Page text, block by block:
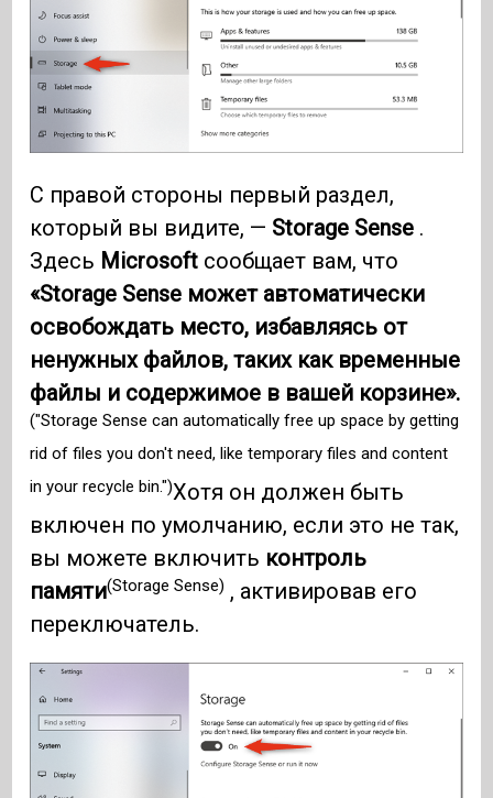
С правой стороны первый раздел,
который вы видите, — Storage Sense .
Здесь Microsoft сообщает вам, что
«Storage Sense может автоматически
освобождать место, избавляясь от
ненужных файлов, таких как временные
файлы и содержимое в вашей корзине».
("Storage Sense can automatically free up space by getting
rid of files you don't need, like temporary files and content
in your recycle bin.")Хотя он должен быть
включен по умолчанию, если это не так,
вы можете включить контроль
памяти(Storage Sense) , активировав его
переключатель.